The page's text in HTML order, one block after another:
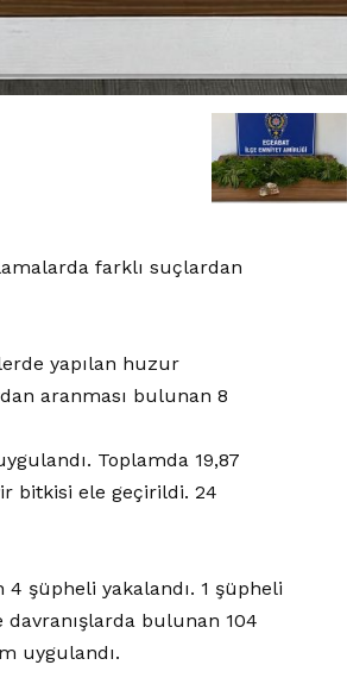
farklı suçlardan
yapılan huzur
aranması bulunan 8
Toplamda 19,87
bitkisi ele geçirildi. 24
şüpheli yakalandı. 1 şüpheli
bulunan 104
uygulandı.